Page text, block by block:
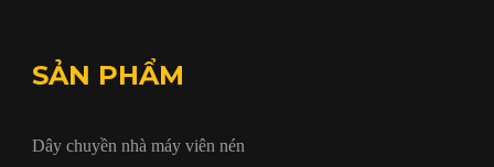
SẢN PHẨM
Dây chuyền nhà máy viên nén